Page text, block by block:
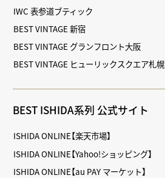
IWC 表参道ブティック
BEST VINTAGE 新宿
BEST VINTAGE グランフロント大阪
BEST VINTAGE ヒューリックスクエア札幌
BEST ISHIDA系列 公式サイト
ISHIDA ONLINE【楽天市場】
ISHIDA ONLINE【Yahoo!ショッピング】
ISHIDA ONLINE【au PAY マーケット】